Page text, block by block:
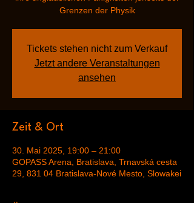
Grenzen der Physik
Tickets stehen nicht zum Verkauf
Jetzt andere Veranstaltungen
ansehen
Zeit & Ort
30. Mai 2025, 19:00 – 21:00
GOPASS Arena, Bratislava, Trnavská cesta
29, 831 04 Bratislava-Nové Mesto, Slowakei